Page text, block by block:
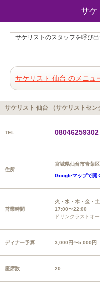
サケ
サケリストのスタッフを呼び
サケリスト 仙台 のメニュ
サケリスト 仙台 （サケリストセン
TEL 08046259302
住所
宮城県仙台市青葉
Googleマップで開
営業時間
火・水・木・金・土
17:00〜22:00
ドリンクラストオ
ディナー予算 3,000円〜5,000円
座席数 20